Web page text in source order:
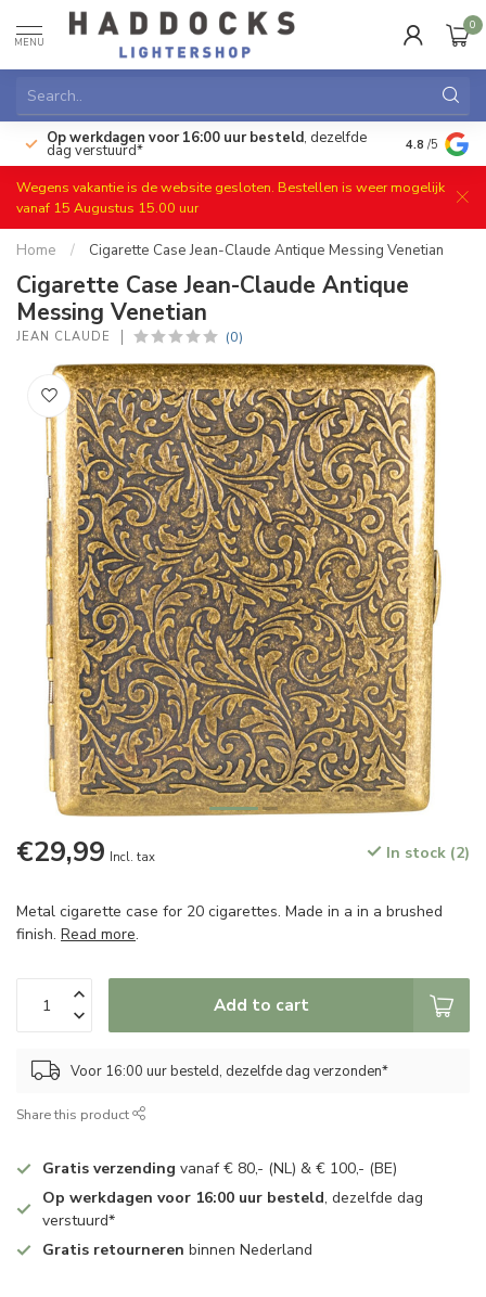
MENU
0
Op werkdagen voor 16:00 uur besteld, dezelfde
dag verstuurd* Gratis
4.8 /5
Wegens vakantie is de website gesloten. Bestellen is weer mogelijk
vanaf 15 Augustus 15.00 uur
Home / Cigarette Case Jean-Claude Antique Messing Venetian
Cigarette Case Jean-Claude Antique
Messing Venetian
JEAN CLAUDE (0)
€29,99 Incl. tax In stock (2)
Metal cigarette case for 20 cigarettes. Made in a in a brushed
finish. Read more.
Add to cart
Voor 16:00 uur besteld, dezelfde dag verzonden*
Share this product
Gratis verzending vanaf € 80,- (NL) & € 100,- (BE)
Op werkdagen voor 16:00 uur besteld, dezelfde dag
verstuurd*
Gratis retourneren binnen Nederland